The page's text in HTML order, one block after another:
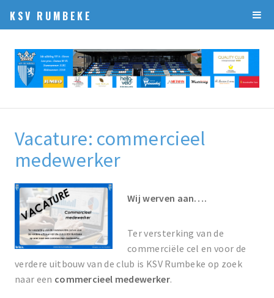
KSV RUMBEKE
Vacature: commercieel
medewerker
Wij werven aan….
Ter versterking van de
commerciële cel en voor de
verdere uitbouw van de club is KSV Rumbeke op zoek
naar een commercieel medewerker.